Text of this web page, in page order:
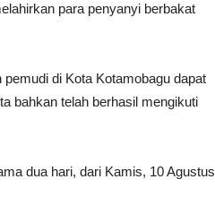
para penyanyi berbakat
di Kota Kotamobagu dapat
bahkan telah berhasil mengikuti
dua hari, dari Kamis, 10 Agustus